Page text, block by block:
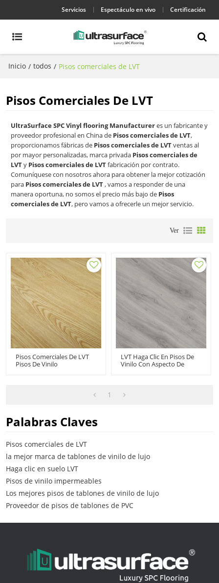
Servicios Espectáculo en vivo Certificación
Inicio / todos / Pisos comerciales de LVT
Pisos Comerciales De LVT
UltraSurface SPC Vinyl flooring Manufactureres un fabricante y
proveedor profesional en China de Pisos comerciales de LVT,
proporcionamos fábricas de Pisos comerciales de LVTventas al
por mayor personalizadas, marca privada Pisos comerciales de
LVTy Pisos comerciales de LVTfabricación por contrato.
Comuníquese con nosotros ahora para obtener la mejor cotización
para Pisos comerciales de LVT, vamos a responder de una
manera oportuna, no somos el precio más bajo de Pisos
comerciales de LVT, pero vamos a ofrecerle un mejor servicio.
Ver
Pisos Comerciales De LVT
Pisos De Vinilo
LVT Haga Clic En Pisos De
Vinilo Con Aspecto De
Comercial Resistente A Las
1
Palabras Claves
Pisos comerciales de LVT
la mejor marca de tablones de vinilo de lujo
Haga clic en suelo LVT
Pisos de vinilo impermeables
Los mejores pisos de tablones de vinilo de lujo
Proveedor de pisos de tablones de PVC